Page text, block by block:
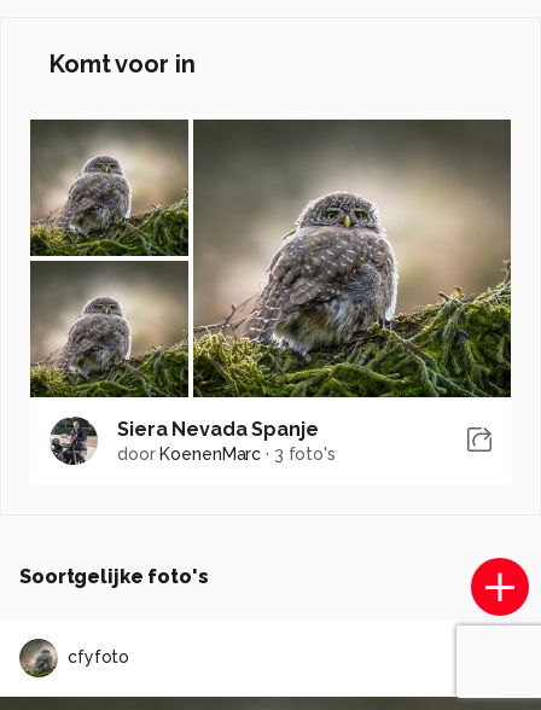
Komt voor in
Siera Nevada Spanje
door KoenenMarc · 3 foto's
Soortgelijke foto's
cfyfoto